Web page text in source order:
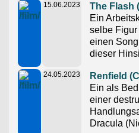
15.06.2023
The Flash
Ein
selbe
einen
dieser
24.05.2023
Renfield
Ein als
einer
Dracula